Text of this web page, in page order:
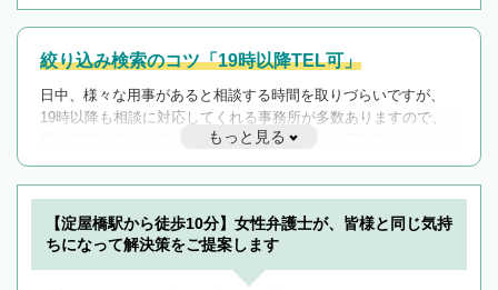
絞り込み検索のコツ「19時以降TEL可」
日中、様々な用事があると相談する時間を取りづらいですが、
19時以降も相談に対応してくれる事務所が多数ありますので、
遅い時間の相談が増えそうな場合はそのような事務所に絞り込
んで検索してみましょう。
19時以降TEL可の条件
を加えて再検索
もっと見る
【淀屋橋駅から徒歩10分】女性弁護士が、皆様と同じ気持
ちになって解決策をご提案します